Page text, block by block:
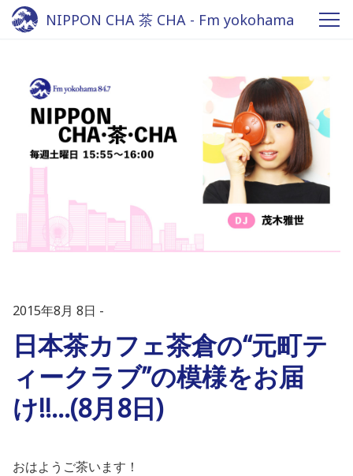
NIPPON CHA 茶 CHA - Fm yokohama
2015年8月 8日
日本茶カフェ茶倉の“元町テ
ィークラブ”の模様をお届
け!!…(8月8日)
おはようご茶います！